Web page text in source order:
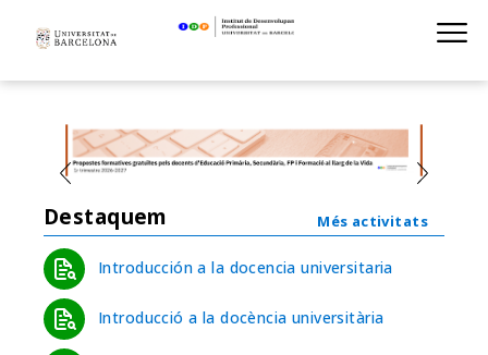
navigation
Institut de
Destaquem
Introducción a la docencia universitaria
Introducció a la docència universitària
Més activitats